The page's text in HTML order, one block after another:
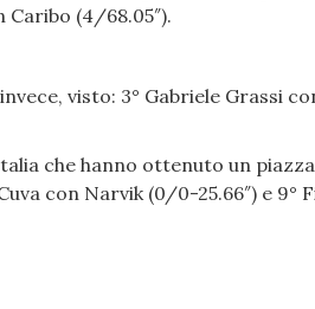
Caribo (4/68.05″).
visto: 3° Gabriele Grassi
che hanno ottenuto un
con Narvik (0/0-25.66″) e 9°